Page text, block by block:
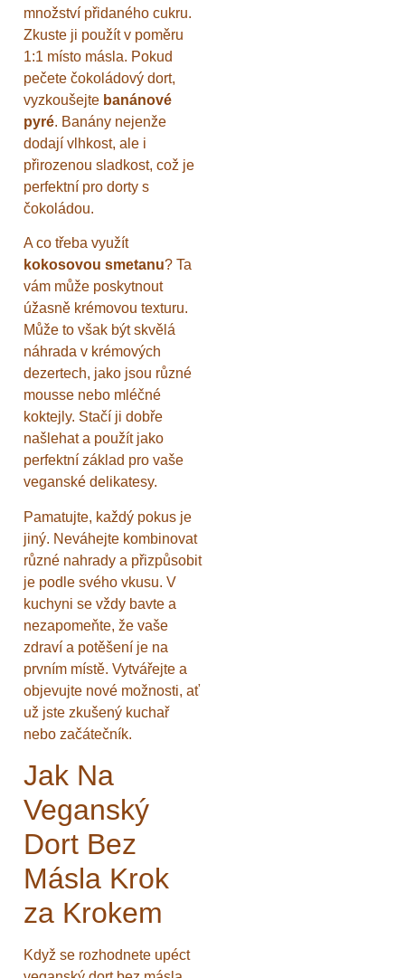
množství přidaného cukru.
Zkuste ji použít v poměru
1:1 místo másla. Pokud
pečete čokoládový dort,
vyzkoušejte banánové
pyré. Banány nejenže
dodají vlhkost, ale i
přirozenou sladkost, což je
perfektní pro dorty s
čokoládou.
A co třeba využít
kokosovou smetanu? Ta
vám může poskytnout
úžasně krémovou texturu.
Může to však být skvělá
náhrada v krémových
dezertech, jako jsou různé
mousse nebo mléčné
koktejly. Stačí ji dobře
našlehat a použít jako
perfektní základ pro vaše
veganské delikatesy.
Pamatujte, každý pokus je
jiný. Neváhejte kombinovat
různé nahrady a přizpůsobit
je podle svého vkusu. V
kuchyni se vždy bavte a
nezapomeňte, že vaše
zdraví a potěšení je na
prvním místě. Vytvářejte a
objevujte nové možnosti, ať
už jste zkušený kuchař
nebo začátečník.
Jak Na
Veganský
Dort Bez
Másla Krok
za Krokem
Když se rozhodnete upéct